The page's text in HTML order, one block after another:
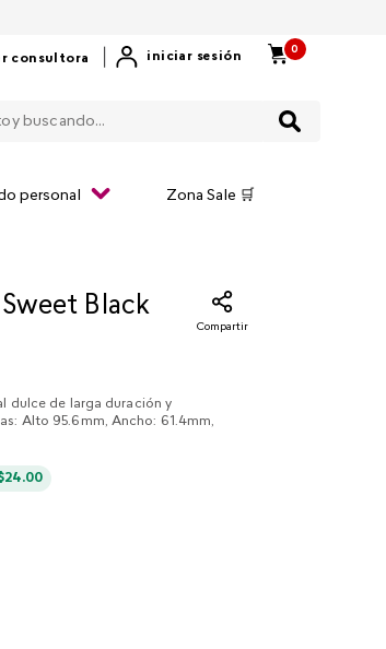
consultora iniciar sesión
0
personal Zona Sale 🛒
Black
Compartir
dulce de larga duración y
Alto 95.6mm, Ancho: 61.4mm,
24.00